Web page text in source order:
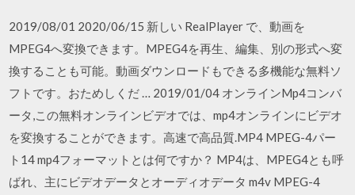
2019/08/01 2020/06/15 新しい RealPlayer で、動画を
MPEG4へ変換できます。MPEG4を再生、編集、別の形式へ変
換することも可能。動画ダウンロードもできる多機能な無料ソ
フトです。おためしくだ … 2019/01/04 オンラインMp4コンバ
ータ,この無料オンラインビデオでは、mp4オンラインにビデオ
を変換することができます。高速で高品質.MP4 MPEG-4パー
ト14 mp4フォーマットとは何ですか？ MP4は、MPEG4とも呼
ばれ、主にビデオデータとオーディオデータ m4v MPEG-4